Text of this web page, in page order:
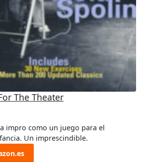
The Theater
impro como un juego para el
Un imprescindible.